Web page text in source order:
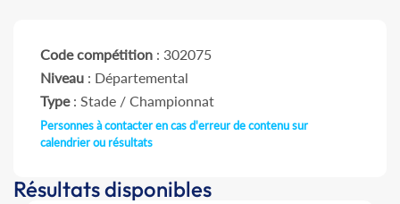
Code compétition : 302075
Niveau : Départemental
Type: Stade / Championnat
Personnes à contacter en cas d'erreur de contenu sur
calendrier ou résultats
Résultats disponibles